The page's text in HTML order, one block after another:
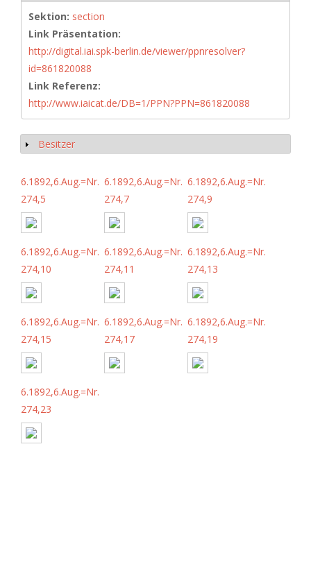
Sektion: section
Link Präsentation:
http://digital.iai.spk-berlin.de/viewer/ppnresolver?
id=861820088
Link Referenz:
http://www.iaicat.de/DB=1/PPN?PPN=861820088
Show
Besitzer
6.1892,6.Aug.=Nr.
274,5
6.1892,6.Aug.=Nr.
274,7
6.1892,6.Aug.=Nr.
274,9
6.1892,6.Aug.=Nr.
274,10
6.1892,6.Aug.=Nr.
274,11
6.1892,6.Aug.=Nr.
274,13
6.1892,6.Aug.=Nr.
274,15
6.1892,6.Aug.=Nr.
274,17
6.1892,6.Aug.=Nr.
274,19
6.1892,6.Aug.=Nr.
274,23